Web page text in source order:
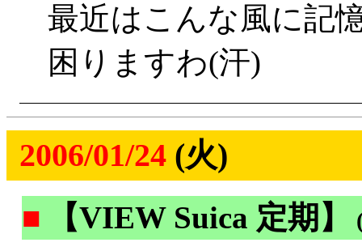
最近はこんな風に記
困りますわ(汗)
2006/01/24 (火)
■ 【VIEW Suica 定期】